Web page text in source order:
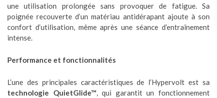
une utilisation prolongée sans provoquer de fatigue. Sa
poignée recouverte d’un matériau antidérapant ajoute à son
confort d’utilisation, même après une séance d’entraînement
intense.
Performance et fonctionnalités
L’une des principales caractéristiques de l’Hypervolt est sa
technologie QuietGlide™, qui garantit un fonctionnement